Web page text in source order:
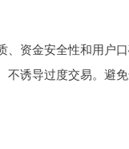
资金安全性和用户
诱导过度交易。避